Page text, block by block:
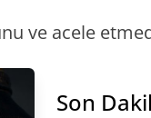
ve acele
Son